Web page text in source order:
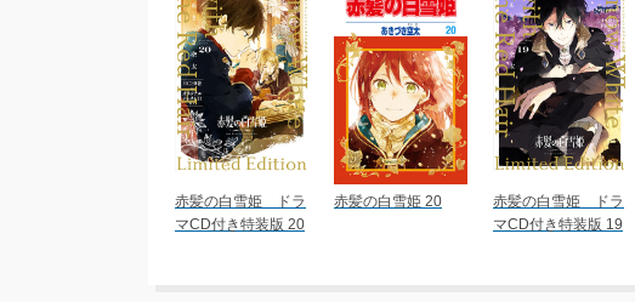
赤髪の白雪姫 ドラ
マCD付き特装版 20
赤髪の白雪姫 20
赤髪の白雪姫 ドラ
マCD付き特装版 19